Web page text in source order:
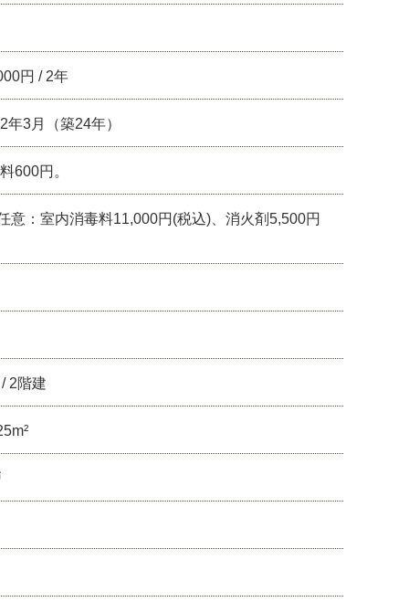
円 / 2年
年3月（築24年）
600円。
：室内消毒料11,000円(税込)、消火剤5,500円
2階建